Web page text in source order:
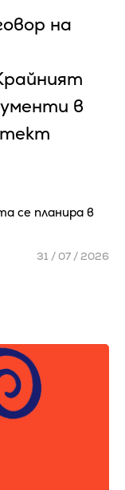
на
в
се планира в
31 / 07 / 2026